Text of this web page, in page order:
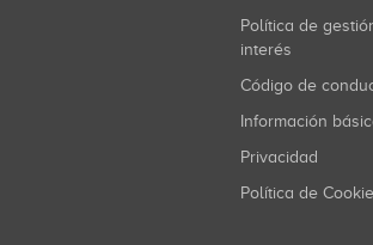
Política de gestión de conflictos de
interés
Código de
Información
Privacidad
Política de